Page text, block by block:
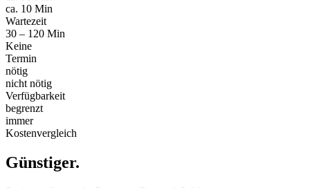
ca. 10 Min
Wartezeit
30 – 120 Min
Keine
Termin
nötig
nicht nötig
Verfügbarkeit
begrenzt
immer
Kostenvergleich
Günstiger.